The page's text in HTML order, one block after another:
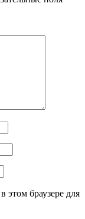
этом браузере для